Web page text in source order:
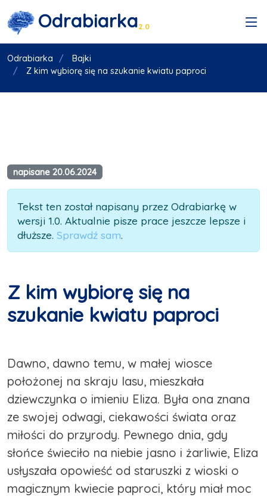
Odrabiarka2.0
Odrabiarka
Bajki
Z kim wybiorę się na szukanie kwiatu paproci
napisane 20.06.2024
Tekst ten został napisany przez Odrabiarkę w
wersji 1.0. Aktualnie pisze prace jeszcze lepsze i
dłuższe. Sprawdź sam.
Z kim wybiorę się na
szukanie kwiatu paproci
Dawno, dawno temu, w małej wiosce
położonej na skraju lasu, mieszkała
dziewczynka o imieniu Eliza. Była ona znana
ze swojej odwagi, ciekawości świata oraz
miłości do przyrody. Pewnego dnia, gdy
słońce świeciło na niebie jasno i żarliwie, Eliza
usłyszała opowieść od staruszki z wioski o
magicznym kwiecie paproci, który miał moc